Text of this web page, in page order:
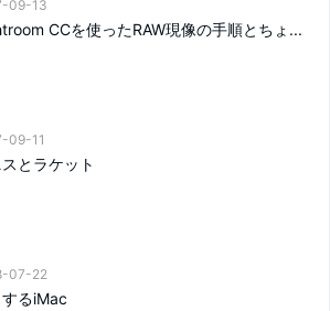
09-13
CCを使ったRAW現像の手順とちょ...
09-11
とラケット
07-22
するiMac